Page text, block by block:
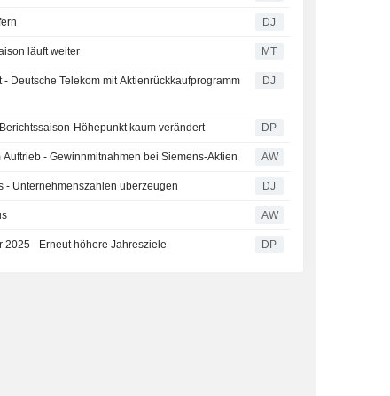
DJ
läuft weiter MT
Deutsche Telekom mit Aktienrückkaufprogramm
DJ
Höhepunkt kaum verändert DP
- Gewinnmitnahmen bei Siemens-Aktien AW
- Unternehmenszahlen überzeugen DJ
AW
2025 - Erneut höhere Jahresziele DP